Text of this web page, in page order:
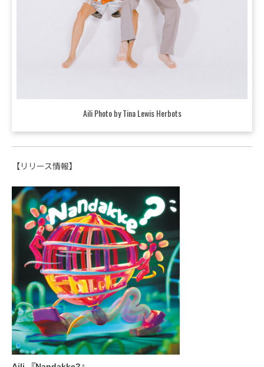
Aili Photo by Tina Lewis Herbots
【リリース情報】